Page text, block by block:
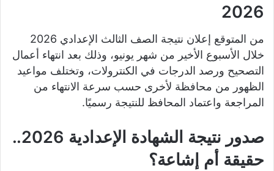
2026
من المتوقع إعلان نتيجة الصف الثالث الإعدادي 2026
خلال الأسبوع الأخير من شهر يونيو، وذلك بعد انتهاء أعمال
التصحيح ورصد الدرجات في الكنترولات، وتختلف مواعيد
الظهور من محافظة لأخرى حسب سرعة الانتهاء من
المراجعة واعتماد المحافظ للنتيجة رسميًا.
صدور نتيجة الشهادة الإعدادية 2026..
حقيقة أم إشاعة؟